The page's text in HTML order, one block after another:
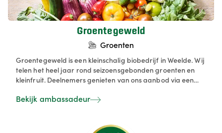
Groentegeweld
Groenten
Groentegeweld is een kleinschalig biobedrijf in Weelde. Wij
telen het heel jaar rond seizoensgebonden groenten en
kleinfruit. Deelnemers genieten van ons aanbod via een
groentepakketten kunnen door de klant worden
Bekijk ambassadeur